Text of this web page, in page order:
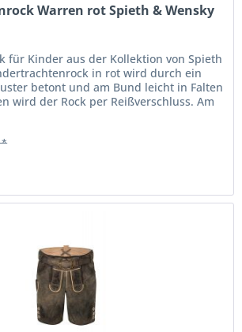
Warren rot Spieth & Wensky
für Kinder aus der Kollektion von Spieth
in rot wird durch ein
betont und am Bund leicht in Falten
wird der Rock per Reißverschluss. Am
*